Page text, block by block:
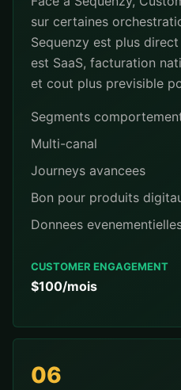
sur certaines
Sequenzy est plus
est SaaS, facturation
et cout plus previsible
Segments
Multi-canal
Journeys avancees
Bon pour produits
Donnees
CUSTOMER ENGAGEMENT
$100/mois
06